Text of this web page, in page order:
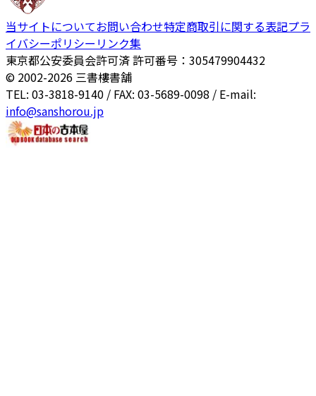
当サイトについてお問い合わせ特定商取引に関する表記プラ
イバシーポリシー リンク集
東京都公安委員会許可済 許可番号：305479904432
© 2002-2026 三書樓書舗
TEL: 03-3818-9140 / FAX: 03-5689-0098 / E-mail:
info@sanshorou.jp